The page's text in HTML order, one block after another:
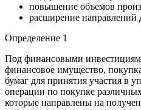
повышение объемов
расширение направлений
Определение 1
Под финансовыми
финансовое имущество,
бумаг для принятия участия в
операции по покупке
которые направлены на